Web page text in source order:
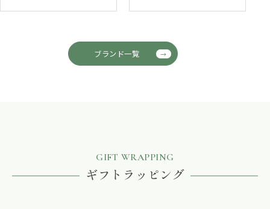
ブランド一覧
GIFT WRAPPING
ギフトラッピング